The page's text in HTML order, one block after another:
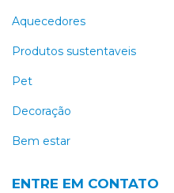
Aquecedores
Produtos sustentaveis
Pet
Decoração
Bem estar
ENTRE EM CONTATO